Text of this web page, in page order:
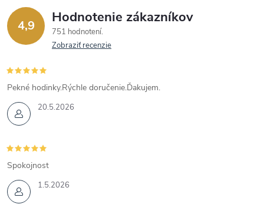
4,9 Hodnotenie zákazníkov
751 hodnotení
Zobraziť recenzie
20.5.2026
Pekné hodinky.Rýchle doručenie.Ďakujem.
1.5.2026
Spokojnost